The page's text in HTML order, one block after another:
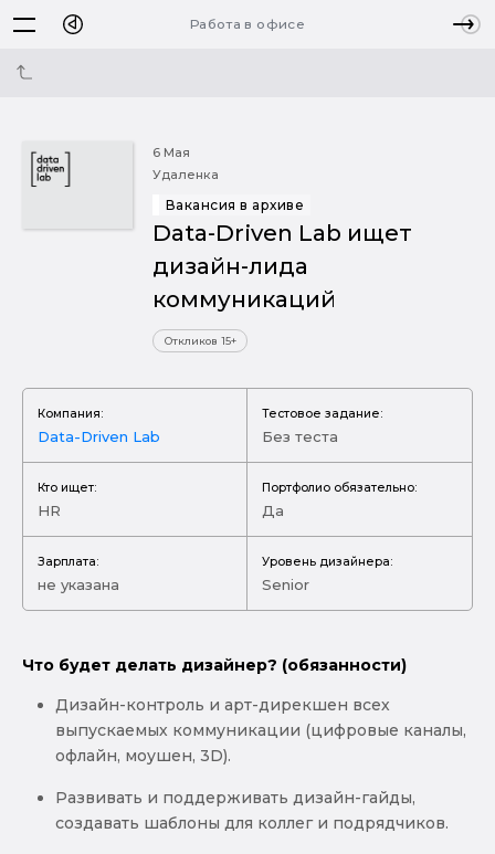
Работа в офисе
6 Мая
Удаленка
Вакансия в архиве
Data-Driven Lab ищет
дизайн-лида
коммуникаций
Откликов 15+
Компания:
Data-Driven Lab
Тестовое задание:
Без теста
Кто ищет:
HR
Портфолио обязательно:
Да
Зарплата:
не указана
Уровень дизайнера:
Senior
Что будет делать дизайнер? (обязанности)
Дизайн-контроль и арт-дирекшен всех
выпускаемых коммуникации (цифровые каналы,
офлайн, моушен, 3D).
Развивать и поддерживать дизайн-гайды,
создавать шаблоны для коллег и подрядчиков.